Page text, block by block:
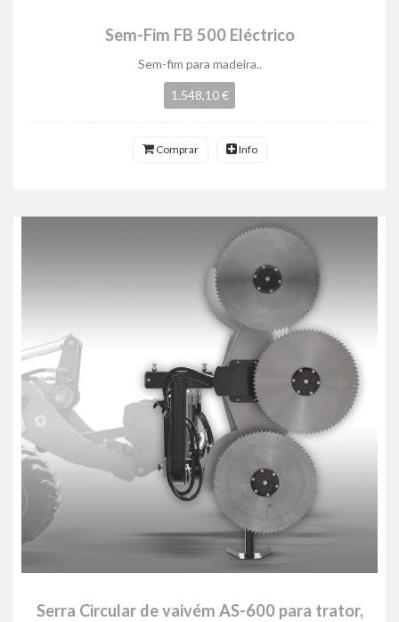
Sem-Fim FB 500 Eléctrico
Sem-fim para madeira..
1.548,10 €
Comprar Info
Serra Circular de vaivém AS-600 para trator,